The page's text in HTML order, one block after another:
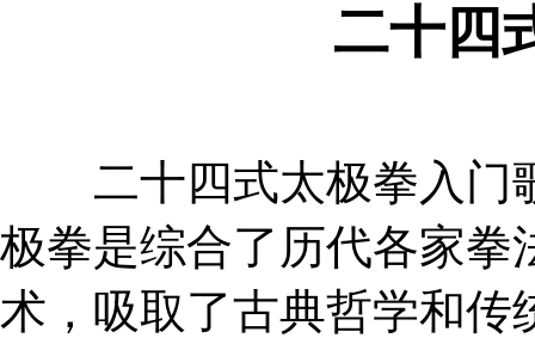
二十四
二十四式太极拳入门
极拳是综合了历代各家拳
术，吸取了古典哲学和传